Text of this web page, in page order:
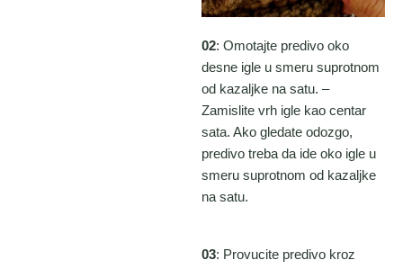
02: Omotajte predivo oko
desne igle u smeru suprotnom
od kazaljke na satu. –
Zamislite vrh igle kao centar
sata. Ako gledate odozgo,
predivo treba da ide oko igle u
smeru suprotnom od kazaljke
na satu.
03: Provucite predivo kroz